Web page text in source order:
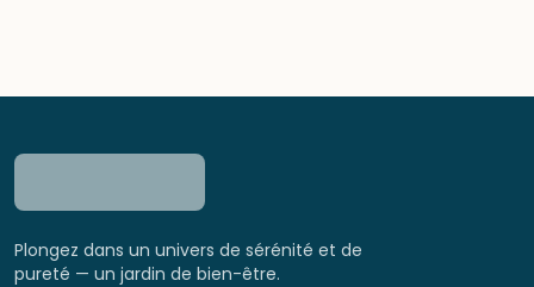
Plongez dans un univers de sérénité et de
pureté — un jardin de bien-être.